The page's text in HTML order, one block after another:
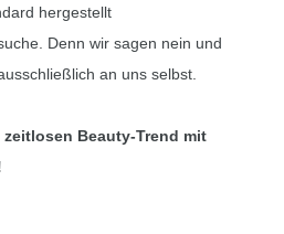
hergestellt
Denn wir sagen nein und
an uns selbst.
Beauty-Trend mit